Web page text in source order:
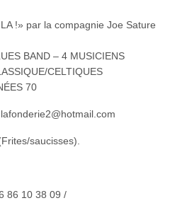
!» par la compagnie Joe Sature
BAND – 4 MUSICIENS
CELTIQUES
70
saucisses).
86 10 38 09 /